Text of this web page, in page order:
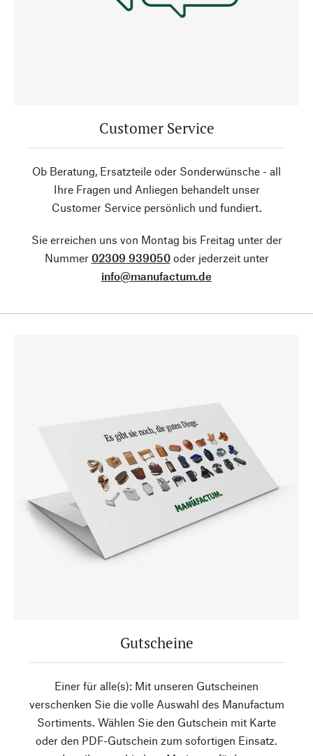
Customer Service
Ob Beratung, Ersatzteile oder Sonderwünsche - all
Ihre Fragen und Anliegen behandelt unser
Customer Service persönlich und fundiert.
Sie erreichen uns von Montag bis Freitag unter der
Nummer 02309 939050oder jederzeit unter
info@manufactum.de
Gutscheine
Einer für alle(s): Mit unseren Gutscheinen
verschenken Sie die volle Auswahl des Manufactum
Sortiments. Wählen Sie den Gutschein mit Karte
oder den PDF-Gutschein zum sofortigen Einsatz.